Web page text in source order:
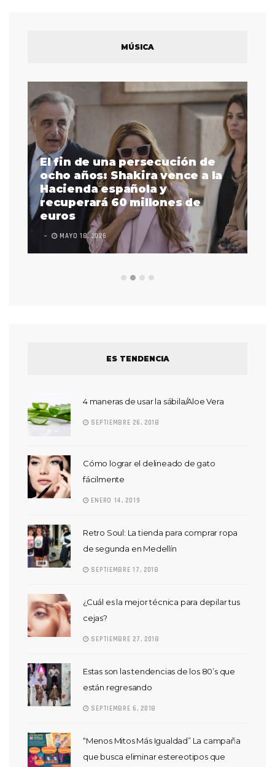
MÚSICA
El fin de una persecución de
ocho años: Shakira vence a la
Hacienda española y
recuperará 60 millones de
euros
MAYO 18, 2026
ES TENDENCIA
4 maneras de usar la sábila/Aloe Vera
SEPTIEMBRE 26, 2018
Cómo lograr el delineado de gato
fácilmente
ENERO 14, 2019
Retro Soul: La tienda para comprar ropa
de segunda en Medellín
SEPTIEMBRE 17, 2018
¿Cuál es la mejor técnica para depilar tus
cejas?
SEPTIEMBRE 27, 2018
Estas son las tendencias de los 80’s que
están regresando
SEPTIEMBRE 6, 2018
“Menos Mitos Más Igualdad” La campaña
que busca eliminar estereotipos que